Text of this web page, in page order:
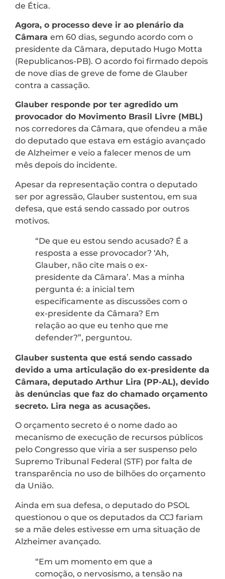
de Ética.
Agora, o processo deve ir ao plenário da
Câmara em 60 dias, segundo acordo com o
presidente da Câmara, deputado Hugo Motta
(Republicanos-PB). O acordo foi firmado depois
de nove dias de greve de fome de Glauber
contra a cassação.
Glauber responde por ter agredido um
provocador do Movimento Brasil Livre (MBL)
nos corredores da Câmara, que ofendeu a mãe
do deputado que estava em estágio avançado
de Alzheimer e veio a falecer menos de um
mês depois do incidente.
Apesar da representação contra o deputado
ser por agressão, Glauber sustentou, em sua
defesa, que está sendo cassado por outros
motivos.
“De que eu estou sendo acusado? É a
resposta a esse provocador? ‘Ah,
Glauber, não cite mais o ex-
presidente da Câmara’. Mas a minha
pergunta é: a inicial tem
especificamente as discussões com o
ex-presidente da Câmara? Em
relação ao que eu tenho que me
defender?”, perguntou.
Glauber sustenta que está sendo cassado
devido a uma articulação do ex-presidente da
Câmara, deputado Arthur Lira (PP-AL), devido
às denúncias que faz do chamado orçamento
secreto. Lira nega as acusações.
O orçamento secreto é o nome dado ao
mecanismo de execução de recursos públicos
pelo Congresso que viria a ser suspenso pelo
Supremo Tribunal Federal (STF) por falta de
transparência no uso de bilhões do orçamento
da União.
Ainda em sua defesa, o deputado do PSOL
questionou o que os deputados da CCJ fariam
se a mãe deles estivesse em uma situação de
Alzheimer avançado.
“Em um momento em que a
comoção, o nervosismo, a tensão na